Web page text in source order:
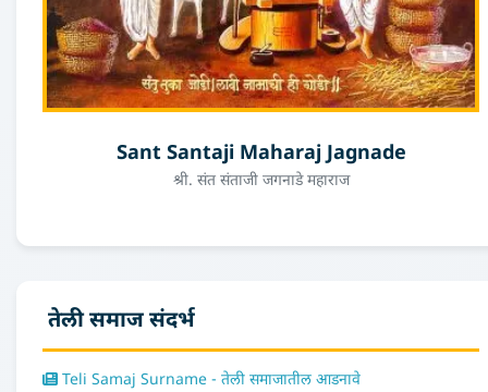
Sant Santaji Maharaj Jagnade
श्री. संत संताजी जगनाडे महाराज
तेली समाज संदर्भ
Teli Samaj Surname - तेली समाजातील आडनावे